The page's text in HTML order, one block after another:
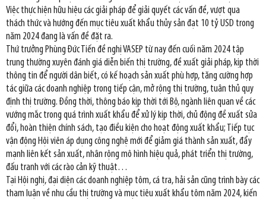
Việc thực hiện hữu hiệu các giải pháp để giải quyết các vấn đề, vượt qua
thách thức và hướng đến mục tiêu xuất khẩu thủy sản đạt 10 tỷ USD trong
năm 2024 đang là vấn đề đặt ra.
Thứ trưởng Phùng Đức Tiến đề nghị VASEP từ nay đến cuối năm 2024 tập
trung thường xuyên đánh giá diễn biến thị trường, đề xuất giải pháp, kịp thời
thông tin để người dân biết, có kế hoạch sản xuất phù hợp, tăng cường hợp
tác giữa các doanh nghiệp trong tiếp cận, mở rộng thị trường, tuân thủ quy
định thị trường. Đồng thời, thông báo kịp thời tới Bộ, ngành liên quan về các
vướng mắc trong quá trình xuất khẩu để xử lý kịp thời, chủ động đề xuất sửa
đổi, hoàn thiện chính sách, tạo điều kiện cho hoạt động xuất khẩu; Tiếp tục
vận động Hội viên áp dụng công nghệ mới để giảm giá thành sản xuất, đẩy
mạnh liên kết sản xuất, nhân rộng mô hình hiệu quả, phát triển thị trường,
đấu tranh với các rào cản kỹ thuật…
Tại Hội nghị, đại diện các doanh nghiệp tôm, cá tra, hải sản cũng trình bày các
tham luận về nhu cầu thị trường và mục tiêu xuất khẩu tôm năm 2024, kiến